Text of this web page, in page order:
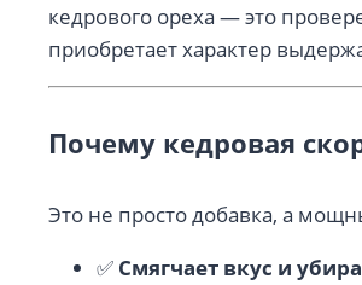
кедрового ореха — это
приобретает характер
Почему кедровая
Это не просто добавка, а
✅ Смягчает вкус и